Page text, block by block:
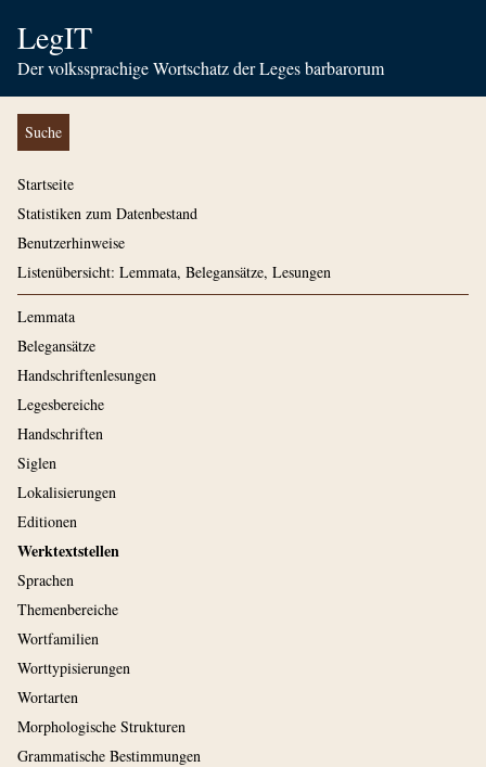
LegIT
Der volkssprachige Wortschatz der Leges barbarorum
Suche
Startseite
Statistiken zum Datenbestand
Benutzerhinweise
Listenübersicht: Lemmata, Belegansätze, Lesungen
Lemmata
Belegansätze
Handschriftenlesungen
Legesbereiche
Handschriften
Siglen
Lokalisierungen
Editionen
Werktextstellen
Sprachen
Themenbereiche
Wortfamilien
Worttypisierungen
Wortarten
Morphologische Strukturen
Grammatische Bestimmungen